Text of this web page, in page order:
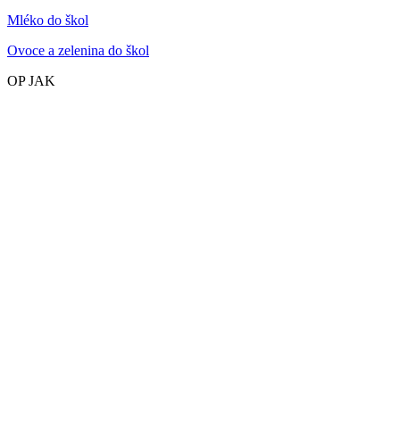
Mléko do škol
Ovoce a zelenina do škol
OP JAK